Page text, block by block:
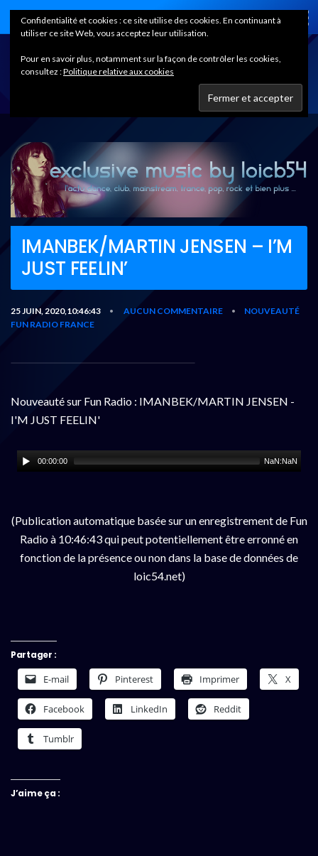
Home
IMANBEK/MARTIN JENSEN – I’M
JUST FEELIN’
25 JUIN, 2020,10:46:43 • AUCUN COMMENTAIRE •
NOUVEAUTÉ
FUN RADIO FRANCE
Nouveauté sur Fun Radio : IMANBEK/MARTIN JENSEN -
I'M JUST FEELIN'
00:00:00 NaN:NaN
(Publication automatique basée sur un enregistrement de Fun
Radio à 10:46:43 qui peut potentiellement être erronné en
fonction de la présence ou non dans la base de données de
loic54.net)
Partager :
E-mail Pinterest Imprimer X
Facebook LinkedIn Reddit
Tumblr
J’aime ça :
Confidentialité et cookies : ce site utilise des cookies. En continuant à
utiliser ce site Web, vous acceptez leur utilisation.
Pour en savoir plus, notamment sur la façon de contrôler les cookies,
consultez :Politique relative aux cookies